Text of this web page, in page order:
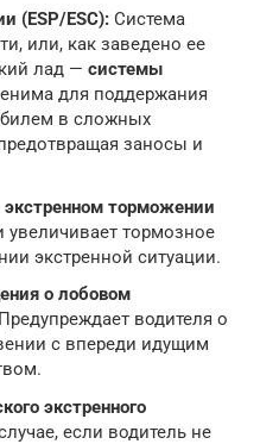
(ESP/ESC): Система
или, как заведено ее
лад — системы
для поддержания
в сложных
заносы и
торможении
увеличивает тормозное
экстренной ситуации.
о лобовом
Предупреждает водителя о
с впереди идущим
экстренного
если водитель не